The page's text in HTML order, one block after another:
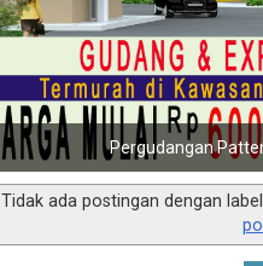
Pergudangan
Tidak ada postingan dengan label